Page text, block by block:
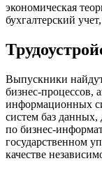
экономическая
бухгалтерский
Выпускники
бизнес-процессов,
информационных
систем баз
по бизнес-
государственном
качестве